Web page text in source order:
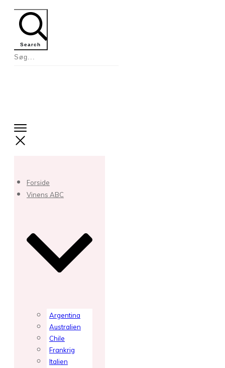
Search
Forside
Vinens ABC
Argentina
Australien
Chile
Frankrig
Italien